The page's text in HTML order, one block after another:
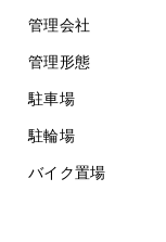
管理会社
管理形態
駐車場
駐輪場
バイク置場